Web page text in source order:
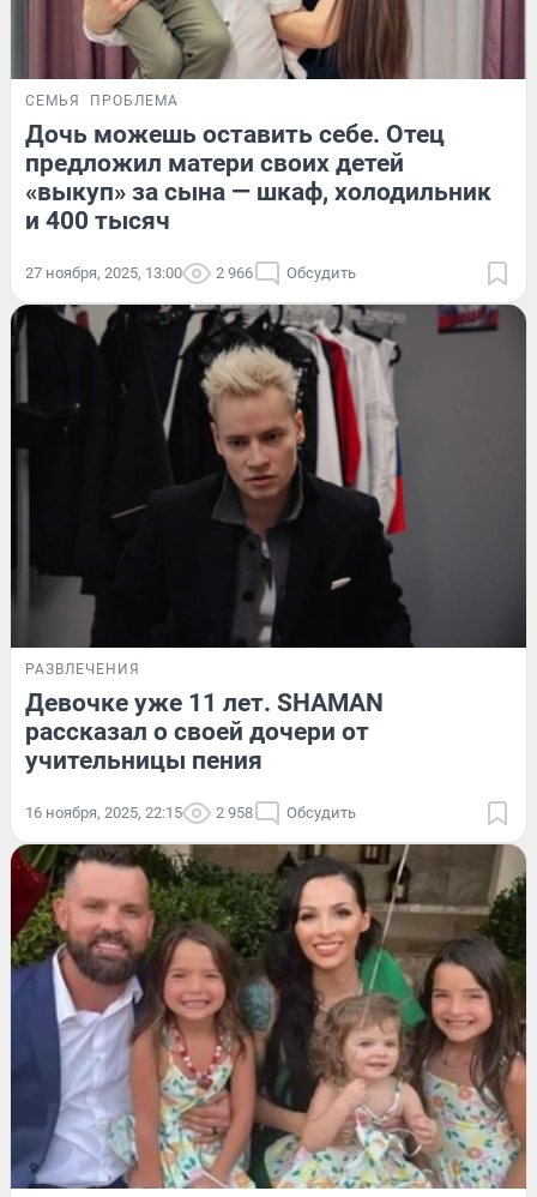
СЕМЬЯ ПРОБЛЕМА
Дочь можешь оставить себе. Отец
предложил матери своих детей
«выкуп» за сына — шкаф, холодильник
и 400 тысяч
27 ноября, 2025, 13:00 2 966 Обсудить
РАЗВЛЕЧЕНИЯ
Девочке уже 11 лет. SHAMAN
рассказал о своей дочери от
учительницы пения
16 ноября, 2025, 22:15 2 958 Обсудить